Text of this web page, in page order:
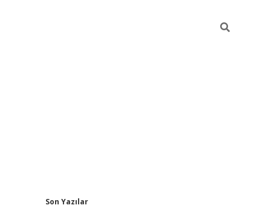
Son Yazılar